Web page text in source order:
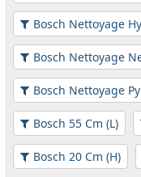
Bosch Nettoyage
Bosch Nettoyage
Bosch Nettoyage
Bosch 55 Cm (L)
Bosch 20 Cm (H)